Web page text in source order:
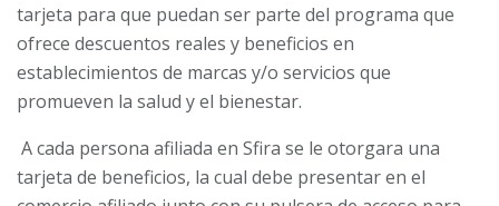
tarjeta para que puedan ser parte del programa que
ofrece descuentos reales y beneficios en
establecimientos de marcas y/o servicios que
promueven la salud y el bienestar.
A cada persona afiliada en Sfira se le otorgara una
tarjeta de beneficios, la cual debe presentar en el